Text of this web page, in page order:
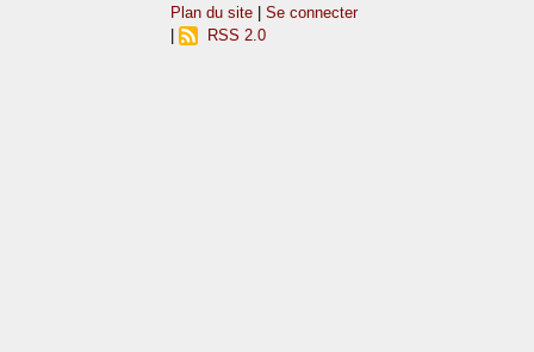
Plan du site |Se connecter
RSS 2.0